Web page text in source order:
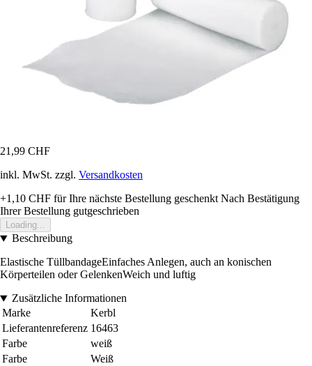
21,99 CHF
inkl. MwSt. zzgl. Versandkosten
+1,10 CHF für Ihre nächste Bestellung geschenkt Nach Bestätigung
Ihrer Bestellung gutgeschrieben
Loading...
Beschreibung
Elastische TüllbandageEinfaches Anlegen, auch an konischen
Körperteilen oder GelenkenWeich und luftig
Zusätzliche Informationen
Marke
Kerbl
Lieferantenreferenz 16463
Farbe
weiß
Farbe
Weiß